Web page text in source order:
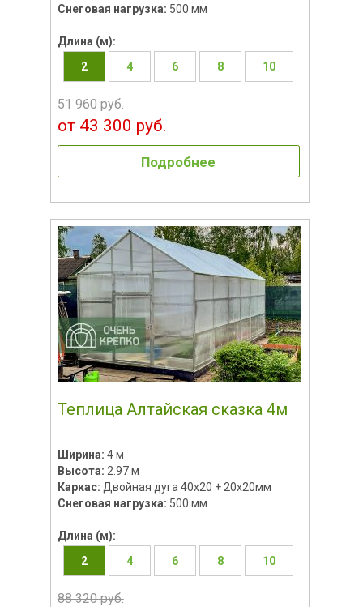
Снеговая нагрузка: 500 мм
Длина (м):
2
4 6 8 10
51 960 руб.
от 43 300 руб.
Подробнее
Теплица Алтайская сказка 4м
Ширина: 4 м
Высота: 2.97 м
Каркас: Двойная дуга 40х20 + 20х20мм
Снеговая нагрузка: 500 мм
Длина (м):
2
4 6 8 10
88 320 руб.